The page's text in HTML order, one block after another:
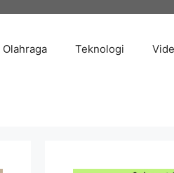
Olahraga Teknologi